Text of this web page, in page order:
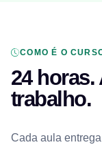
COMO É O
24
trabalho.
Cada aula